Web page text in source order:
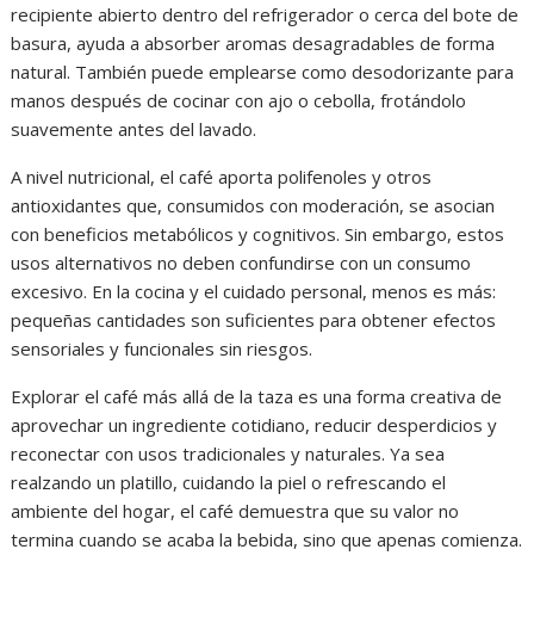
recipiente abierto dentro del refrigerador o cerca del bote de
basura, ayuda a absorber aromas desagradables de forma
natural. También puede emplearse como desodorizante para
manos después de cocinar con ajo o cebolla, frotándolo
suavemente antes del lavado.
A nivel nutricional, el café aporta polifenoles y otros
antioxidantes que, consumidos con moderación, se asocian
con beneficios metabólicos y cognitivos. Sin embargo, estos
usos alternativos no deben confundirse con un consumo
excesivo. En la cocina y el cuidado personal, menos es más:
pequeñas cantidades son suficientes para obtener efectos
sensoriales y funcionales sin riesgos.
Explorar el café más allá de la taza es una forma creativa de
aprovechar un ingrediente cotidiano, reducir desperdicios y
reconectar con usos tradicionales y naturales. Ya sea
realzando un platillo, cuidando la piel o refrescando el
ambiente del hogar, el café demuestra que su valor no
termina cuando se acaba la bebida, sino que apenas comienza.